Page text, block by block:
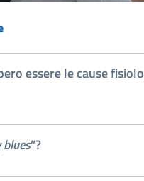
essere le cause
blues”?